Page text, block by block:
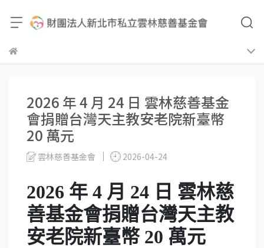
2026 年 4 月 24 日 雲林慈善基金
會捐贈台灣天主教安老院新臺幣
20 萬元
雲林慈善基金會 2026-04-24
2026 年 4 月 24 日 雲林慈
善基金會捐贈台灣天主教
安老院新臺幣 20 萬元